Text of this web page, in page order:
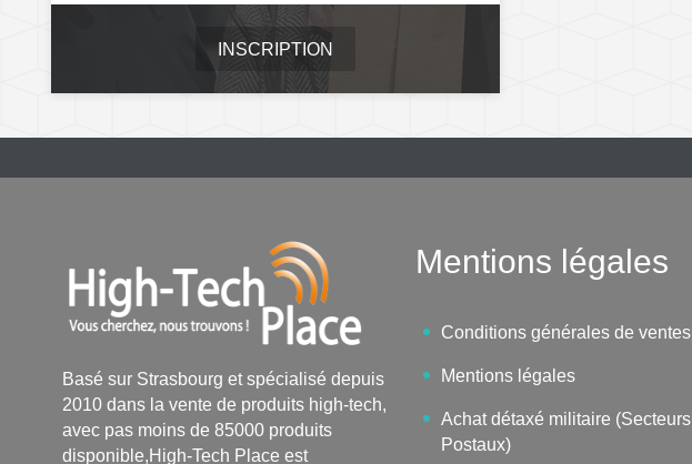
INSCRIPTION
Basé sur Strasbourg et spécialisé depuis
2010 dans la vente de produits high-tech,
avec pas moins de 85000 produits
disponible,High-Tech Place est
Mentions légales
Conditions générales de ventes
Mentions légales
Achat détaxé militaire (Secteurs
Postaux)